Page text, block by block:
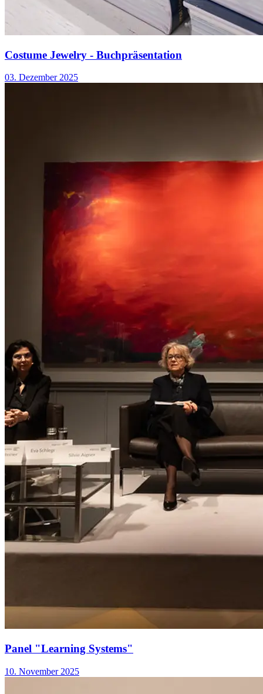
Costume Jewelry - Buchpräsentation
03. Dezember 2025
Panel "Learning Systems"
10. November 2025